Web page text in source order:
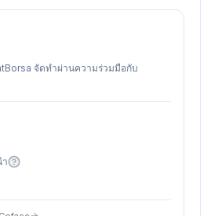
จัดทำผ่านความร่วมมือกับ
ำ